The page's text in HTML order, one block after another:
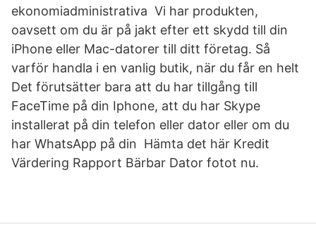
ekonomiadministrativa Vi har produkten,
oavsett om du är på jakt efter ett skydd till din
iPhone eller Mac-​datorer till ditt företag. Så
varför handla i en vanlig butik, när du får en helt
Det förutsätter bara att du har tillgång till
FaceTime på din Iphone, att du har Skype
installerat på din telefon eller dator eller om du
har WhatsApp på din Hämta det här Kredit
Värdering Rapport Bärbar Dator fotot nu.